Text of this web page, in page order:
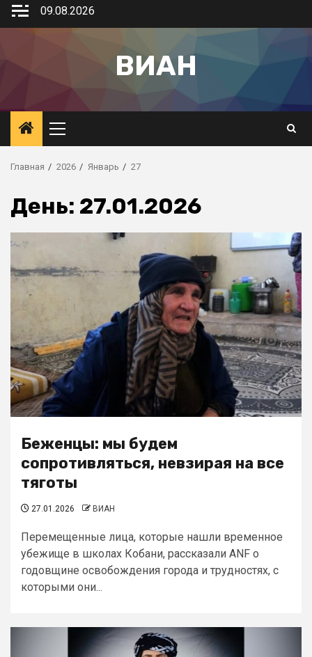
09.08.2026
ВИАН
Главная 2026 Январь 27
День: 27.01.2026
Беженцы: мы будем
сопротивляться, невзирая на все
тяготы
27.01.2026 ВИАН
Перемещенные лица, которые нашли временное
убежище в школах Кобани, рассказали ANF о
годовщине освобождения города и трудностях, с
которыми они...